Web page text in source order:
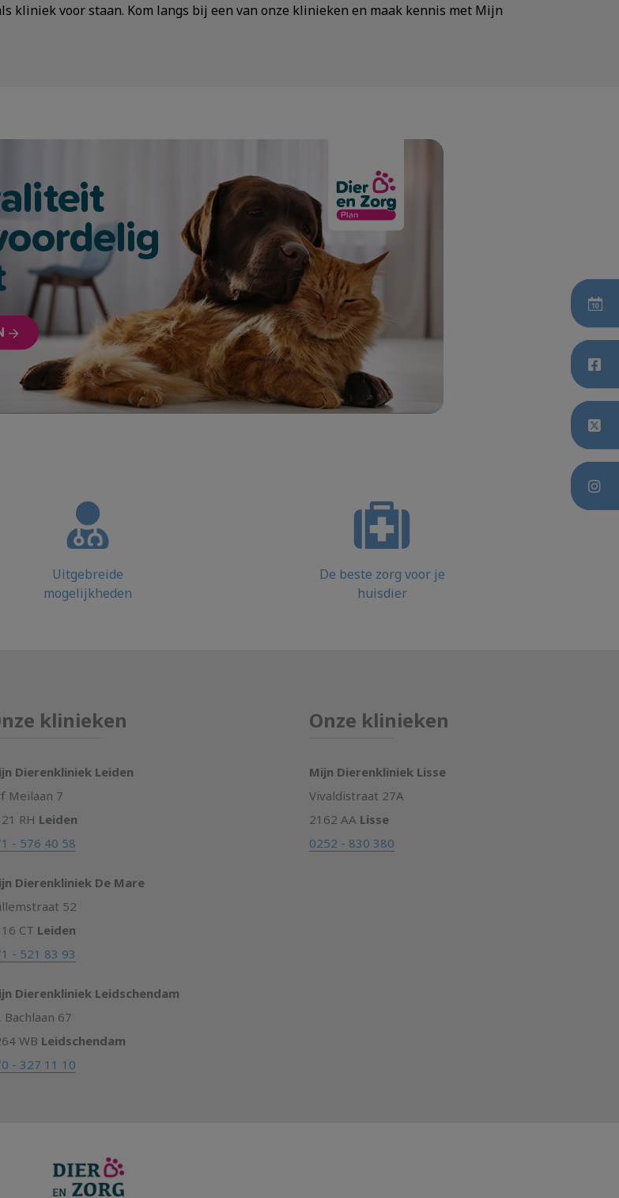
kliniek voor staan. Kom langs bij een van onze klinieken en maak kennis met Mijn
Uitgebreide
mogelijkheden
De beste zorg voor je
huisdier
klinieken
Dierenkliniek Leiden
Meilaan 7
RH Leiden
- 576 40 58
Dierenkliniek De Mare
52
CT Leiden
- 521 83 93
Dierenkliniek Leidschendam
Bachlaan 67
WB Leidschendam
- 327 11 10
Onze klinieken
Mijn Dierenkliniek Lisse
Vivaldistraat 27A
2162 AA Lisse
0252 - 830 380